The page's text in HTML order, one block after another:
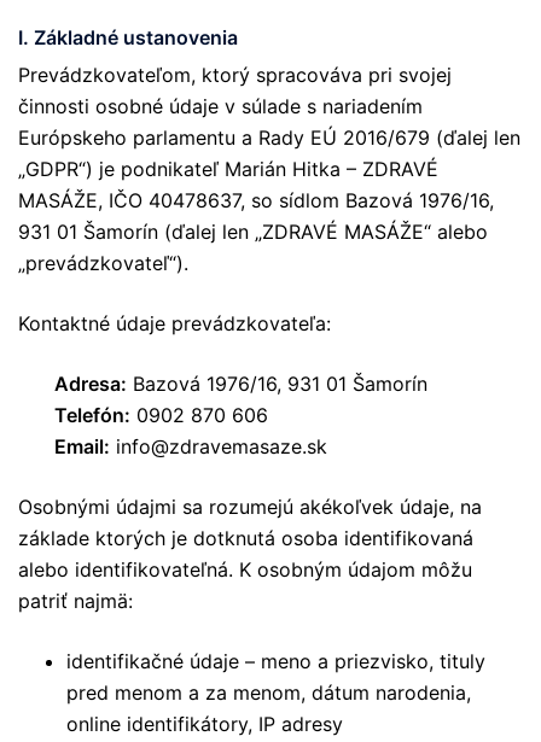
I. Základné ustanovenia
Prevádzkovateľom, ktorý spracováva pri svojej
činnosti osobné údaje v súlade s nariadením
Európskeho parlamentu a Rady EÚ 2016/679 (ďalej len
„GDPR“) je podnikateľ Marián Hitka – ZDRAVÉ
MASÁŽE, IČO 40478637, so sídlom Bazová 1976/16,
931 01 Šamorín (ďalej len „ZDRAVÉ MASÁŽE“ alebo
„prevádzkovateľ“).
Kontaktné údaje prevádzkovateľa:
Adresa: Bazová 1976/16, 931 01 Šamorín
Telefón: 0902 870 606
Email: info@zdravemasaze.sk
Osobnými údajmi sa rozumejú akékoľvek údaje, na
základe ktorých je dotknutá osoba identifikovaná
alebo identifikovateľná. K osobným údajom môžu
patriť najmä:
identifikačné údaje – meno a priezvisko, tituly
pred menom a za menom, dátum narodenia,
online identifikátory, IP adresy